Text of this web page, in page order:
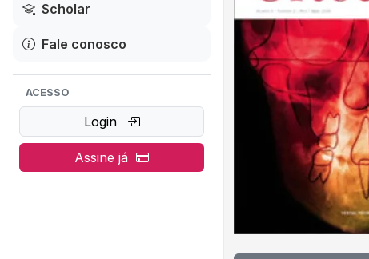
Scholar
Fale conosco
ACESSO
Login
Assine já